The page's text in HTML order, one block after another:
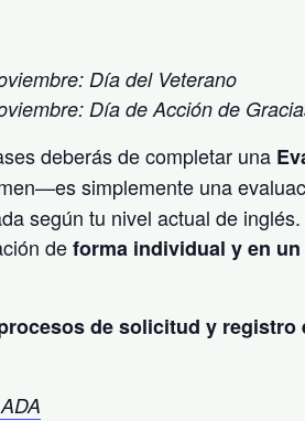
Día del Veterano
Día de Acción de
deberás de completar una
simplemente una
según tu nivel actual de
deforma individual y en
de solicitud y